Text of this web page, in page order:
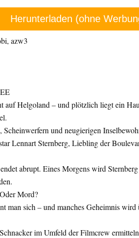
Herunterladen (ohne
azw3
auf Helgoland – und plötzlich liegt ein
Scheinwerfern und neugierigen
Lennart Sternberg, Liebling der
abrupt. Eines Morgens wird
Mord?
man sich – und manches Geheimnis wird
im Umfeld der Filmcrew